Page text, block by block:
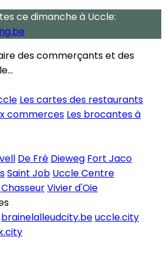
ce dimanche à Uccle:
des commerçants et des
Les cartes des restaurants
commerces Les brocantes à
De Fré Dieweg Fort Jaco
Saint Job Uccle Centre
Vivier d'Oie
brainelalleudcity.beuccle.city